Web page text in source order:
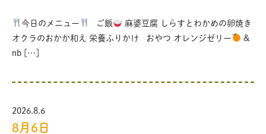
今日のメニュー ご飯
麻婆豆腐 しらすとわかめの卵焼き
オクラのおかか和え 栄養ふりかけ おやつ オレンジゼリー
&
nb […]
2026.8.6
8月6日